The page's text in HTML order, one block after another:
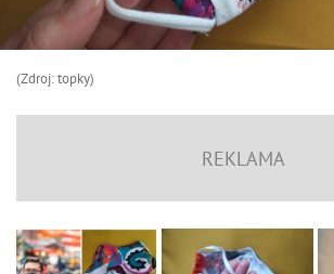
(Zdroj: topky)